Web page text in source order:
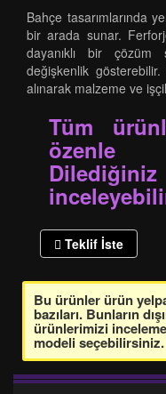
Bahçe tasarımlarında
bir arada sunar.
dayanıklı bir
değişkenlik
alınarak malzeme ve
Tüm
özenle
Teklif İste
Bu ürünler ürün
bazıları. Bunların
ürünlerimizi
modeli seçebilirsiniz.